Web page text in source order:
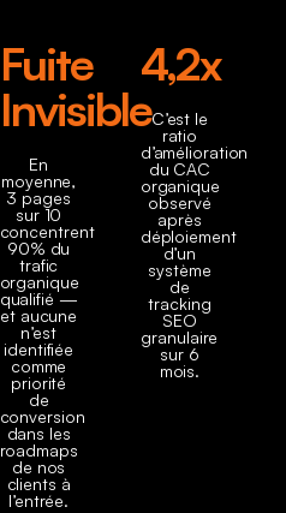
Fuite
Invisible
En
moyenne,
3 pages
sur 10
concentrent
90% du
trafic
organique
qualifié —
et aucune
n’est
identifiée
comme
priorité
de
conversion
dans les
roadmaps
de nos
clients à
l’entrée.
4,2x
C’est le
ratio
d’amélioration
du CAC
organique
observé
après
déploiement
d’un
système
de
tracking
SEO
granulaire
sur 6
mois.